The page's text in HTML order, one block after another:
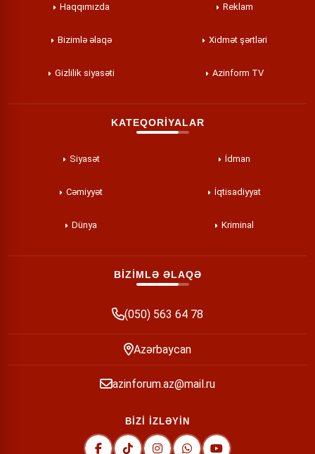
Haqqımızda Reklam
Bizimlə əlaqə Xidmət şərtləri
Gizlilik siyasəti Azinform TV
KATEQORİYALAR
Siyasət İdman
Cəmiyyət İqtisadiyyat
Dünya Kriminal
BİZİMLƏ ƏLAQƏ
(050) 563 64 78
Azərbaycan
azinforum.az@mail.ru
BİZİ İZLƏYİN